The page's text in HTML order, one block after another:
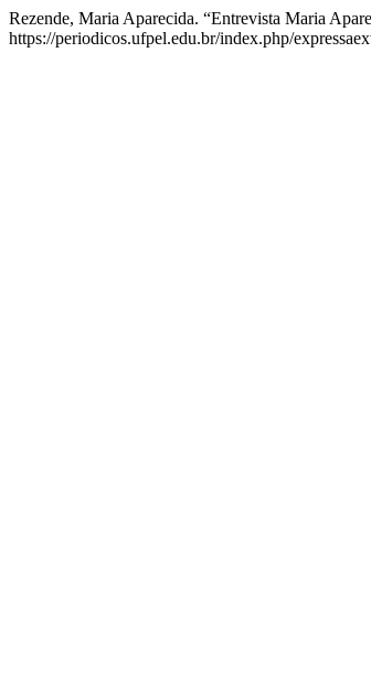
Rezende, Maria Aparecida. “Entrevista Maria
https://periodicos.ufpel.edu.br/index.php/